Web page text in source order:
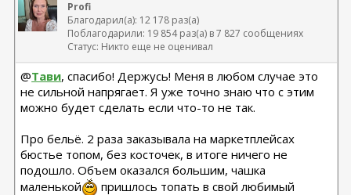
Profi
Благодарил(а): 12 178 раз(а)
Поблагодарили: 19 854 раз(а) в 7 827 сообщениях
Статус: Никто еще не оценивал
@Тави, спасибо! Держусь! Меня в любом случае это
не сильной напрягает. Я уже точно знаю что с этим
можно будет сделать если что-то не так.
Про бельё. 2 раза заказывала на маркетплейсах
бюстье топом, без косточек, в итоге ничего не
подошло. Объем оказался большим, чашка
маленькой
пришлось топать в свой любимый